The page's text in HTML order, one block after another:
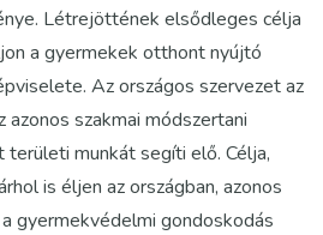
Létrejöttének elsődleges célja
a gyermekek otthont nyújtó
Az országos szervezet az
szakmai módszertani
munkát segíti elő. Célja,
is éljen az országban, azonos
gyermekvédelmi gondoskodás